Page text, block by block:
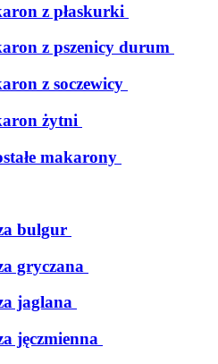
z płaskurki
z pszenicy durum
z soczewicy
żytni
makarony
bulgur
gryczana
jaglana
jęczmienna